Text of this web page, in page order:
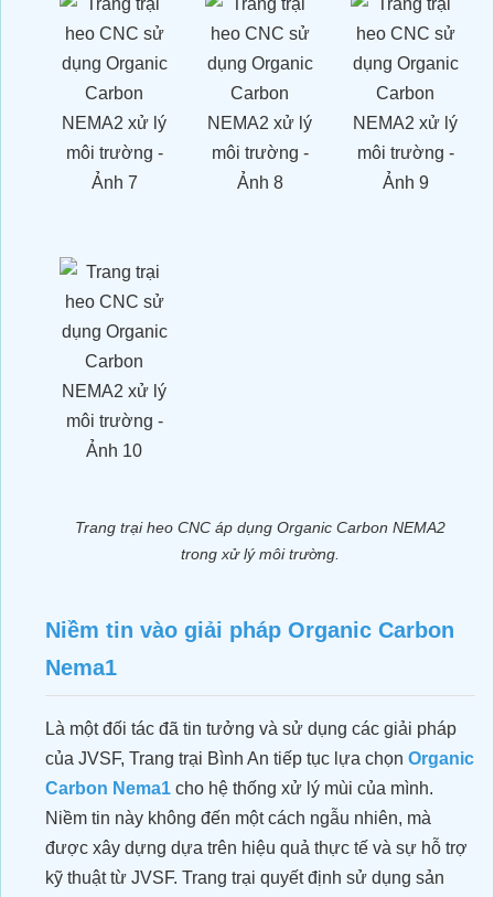
Trang trại heo CNC áp dụng Organic Carbon NEMA2
trong xử lý môi trường.
Niềm tin vào giải pháp Organic Carbon
Nema1
Là một đối tác đã tin tưởng và sử dụng các giải pháp
của JVSF, Trang trại Bình An tiếp tục lựa chọn Organic
Carbon Nema1 cho hệ thống xử lý mùi của mình.
Niềm tin này không đến một cách ngẫu nhiên, mà
được xây dựng dựa trên hiệu quả thực tế và sự hỗ trợ
kỹ thuật từ JVSF. Trang trại quyết định sử dụng sản
Phèn Tại Cái Bè, Tiền Giang: Kinh
Nghiệm Từ Anh Xuân và Giải Pháp
Organic Carbon NEMA2